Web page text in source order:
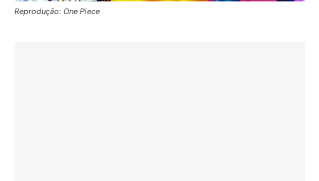
Reprodução: One Piece